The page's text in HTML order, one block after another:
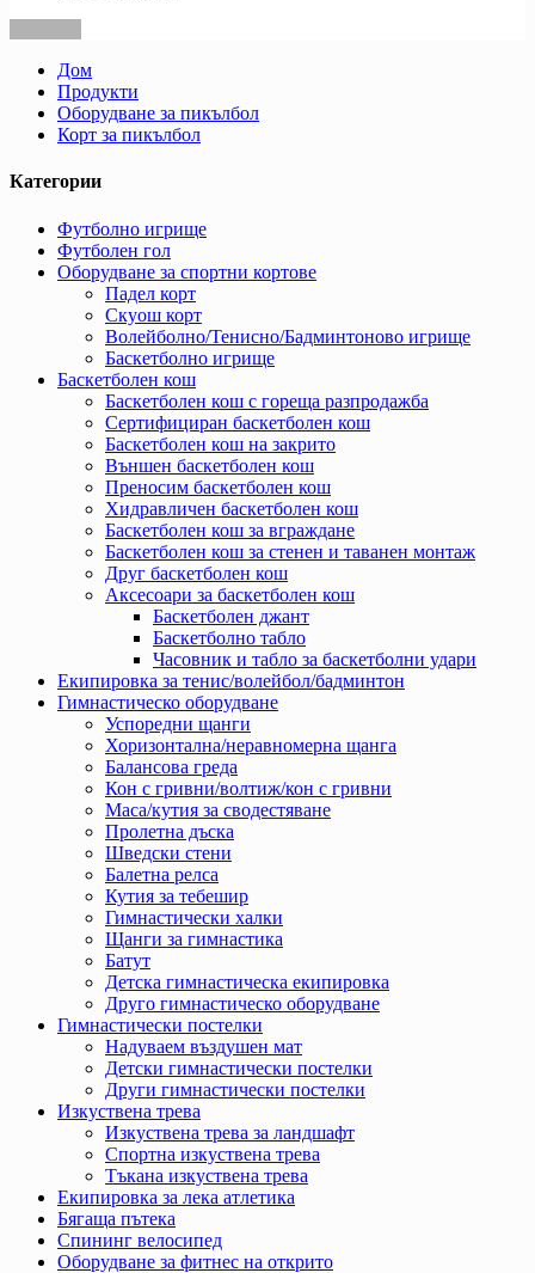
Дом
Продукти
Оборудване за пикълбол
Корт за пикълбол
Категории
Футболно игрище
Футболен гол
Оборудване за спортни кортове
Падел корт
Скуош корт
Волейболно/Тенисно/Бадминтоново игрище
Баскетболно игрище
Баскетболен кош
Баскетболен кош с гореща разпродажба
Сертифициран баскетболен кош
Баскетболен кош на закрито
Външен баскетболен кош
Преносим баскетболен кош
Хидравличен баскетболен кош
Баскетболен кош за вграждане
Баскетболен кош за стенен и таванен монтаж
Друг баскетболен кош
Аксесоари за баскетболен кош
Баскетболен джант
Баскетболно табло
Часовник и табло за баскетболни удари
Екипировка за тенис/волейбол/бадминтон
Гимнастическо оборудване
Успоредни щанги
Хоризонтална/неравномерна щанга
Балансова греда
Кон с гривни/волтиж/кон с гривни
Маса/кутия за сводестяване
Пролетна дъска
Шведски стени
Балетна релса
Кутия за тебешир
Гимнастически халки
Щанги за гимнастика
Батут
Детска гимнастическа екипировка
Друго гимнастическо оборудване
Гимнастически постелки
Надуваем въздушен мат
Детски гимнастически постелки
Други гимнастически постелки
Изкуствена трева
Изкуствена трева за ландшафт
Спортна изкуствена трева
Тъкана изкуствена трева
Екипировка за лека атлетика
Бягаща пътека
Спининг велосипед
Оборудване за фитнес на открито